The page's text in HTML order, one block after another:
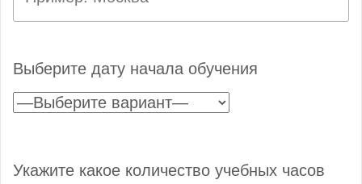
Выберите дату начала обучения
Укажите какое количество учебных часов